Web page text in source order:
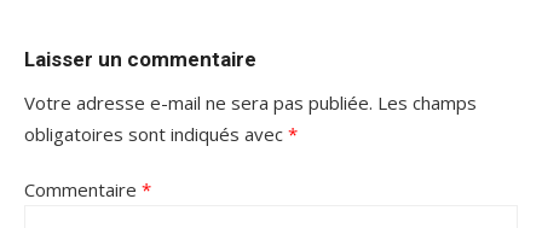
Laisser un commentaire
Votre adresse e-mail ne sera pas publiée. Les champs
obligatoires sont indiqués avec *
Commentaire *